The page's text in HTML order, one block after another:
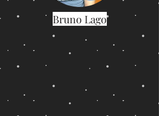
Bruno Lago